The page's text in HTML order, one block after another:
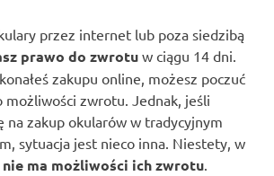
przez internet lub poza siedzibą
prawo do zwrotu w ciągu 14 dni.
zakupu online, możesz poczuć
możliwości zwrotu. Jednak, jeśli
na zakup okularów w tradycyjnym
sytuacja jest nieco inna. Niestety, w
nie ma możliwości ich zwrotu.